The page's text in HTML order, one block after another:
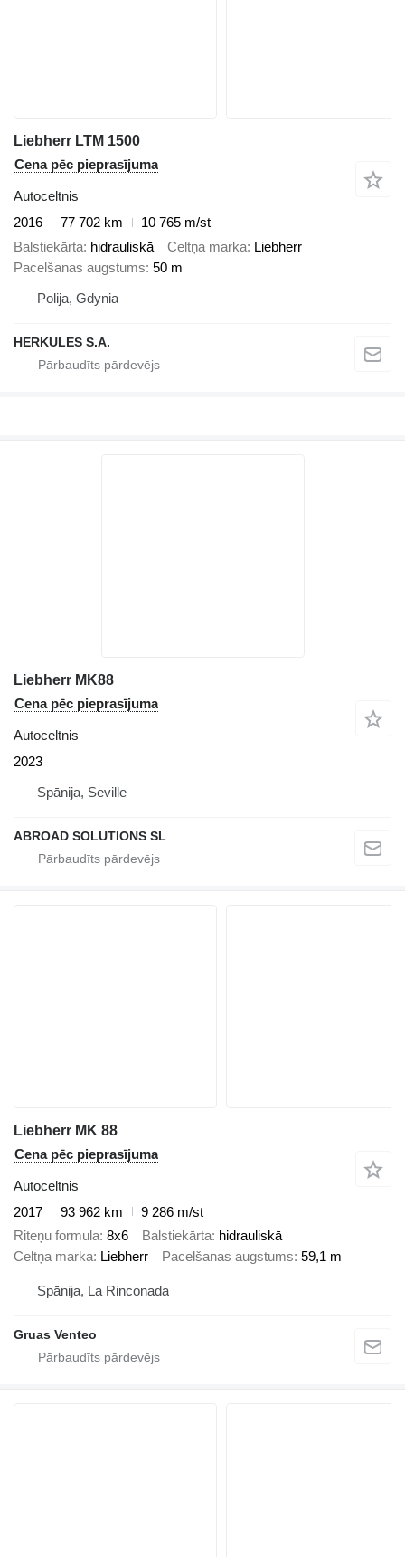
Liebherr LTM 1500
Cena pēc pieprasījuma
Autoceltnis
2016
77 702 km
10 765 m/st
Balstiekārta hidrauliskā Celtņa marka Liebherr
Pacelšanas augstums 50 m
Polija, Gdynia
HERKULES S.A.
Liebherr MK88
Cena pēc pieprasījuma
Autoceltnis
2023
Spānija, Seville
ABROAD SOLUTIONS SL
Liebherr MK 88
Cena pēc pieprasījuma
Autoceltnis
2017
93 962 km
9 286 m/st
Riteņu formula 8x6 Balstiekārta hidrauliskā
Celtņa marka Liebherr Pacelšanas augstums 59,1 m
Spānija, La Rinconada
Gruas Venteo